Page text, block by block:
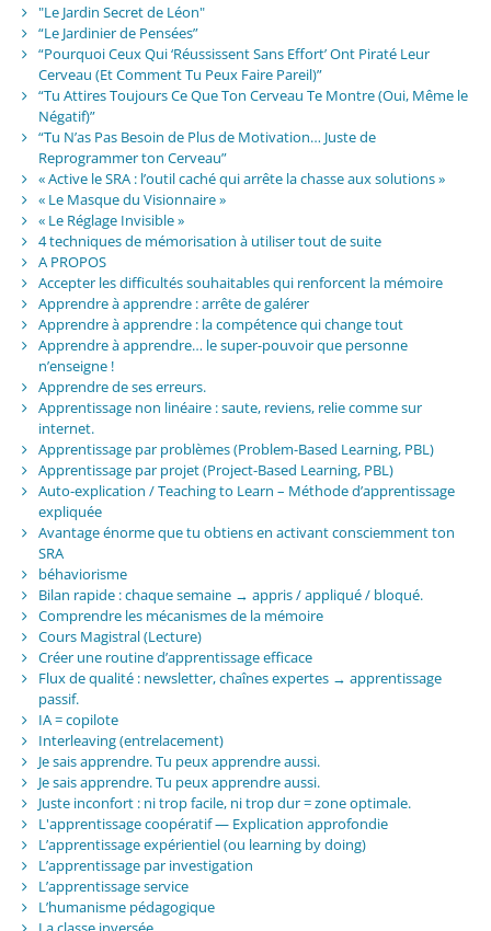
"Le Jardin Secret de Léon"
“Le Jardinier de Pensées”
“Pourquoi Ceux Qui ‘Réussissent Sans Effort’ Ont Piraté Leur
Cerveau (Et Comment Tu Peux Faire Pareil)”
“Tu Attires Toujours Ce Que Ton Cerveau Te Montre (Oui, Même le
Négatif)”
“Tu N’as Pas Besoin de Plus de Motivation… Juste de
Reprogrammer ton Cerveau”
« Active le SRA : l’outil caché qui arrête la chasse aux solutions »
« Le Masque du Visionnaire »
« Le Réglage Invisible »
4 techniques de mémorisation à utiliser tout de suite
A PROPOS
Accepter les difficultés souhaitables qui renforcent la mémoire
Apprendre à apprendre : arrête de galérer
Apprendre à apprendre : la compétence qui change tout
Apprendre à apprendre… le super-pouvoir que personne
n’enseigne !
Apprendre de ses erreurs.
Apprentissage non linéaire : saute, reviens, relie comme sur
internet.
Apprentissage par problèmes (Problem-Based Learning, PBL)
Apprentissage par projet (Project-Based Learning, PBL)
Auto-explication / Teaching to Learn – Méthode d’apprentissage
expliquée
Avantage énorme que tu obtiens en activant consciemment ton
SRA
béhaviorisme
Bilan rapide : chaque semaine → appris / appliqué / bloqué.
Comprendre les mécanismes de la mémoire
Cours Magistral (Lecture)
Créer une routine d’apprentissage efficace
Flux de qualité : newsletter, chaînes expertes → apprentissage
passif.
IA = copilote
Interleaving (entrelacement)
Je sais apprendre. Tu peux apprendre aussi.
Je sais apprendre. Tu peux apprendre aussi.
Juste inconfort : ni trop facile, ni trop dur = zone optimale.
L'apprentissage coopératif — Explication approfondie
L’apprentissage expérientiel (ou learning by doing)
L’apprentissage par investigation
L’apprentissage service
L’humanisme pédagogique